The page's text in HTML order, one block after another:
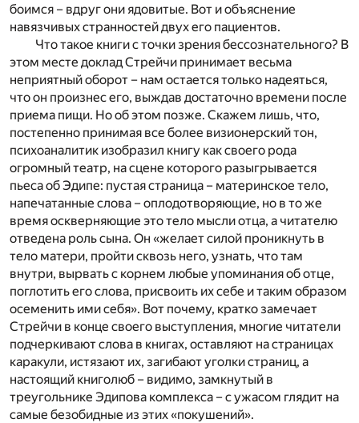
боимся – вдруг они ядовитые. Вот и объяснение
навязчивых странностей двух его пациентов.
Что такое книги с точки зрения бессознательного? В
этом месте доклад Стрейчи принимает весьма
неприятный оборот – нам остается только надеяться,
что он произнес его, выждав достаточно времени после
приема пищи. Но об этом позже. Скажем лишь, что,
постепенно принимая все более визионерский тон,
психоаналитик изобразил книгу как своего рода
огромный театр, на сцене которого разыгрывается
пьеса об Эдипе: пустая страница – материнское тело,
напечатанные слова – оплодотворяющие, но в то же
время оскверняющие это тело мысли отца, а читателю
отведена роль сына. Он «желает силой проникнуть в
тело матери, пройти сквозь него, узнать, что там
внутри, вырвать с корнем любые упоминания об отце,
поглотить его слова, присвоить их себе и таким образом
осеменить ими себя». Вот почему, кратко замечает
Стрейчи в конце своего выступления, многие читатели
подчеркивают слова в книгах, оставляют на страницах
каракули, истязают их, загибают уголки страниц, а
настоящий книголюб – видимо, замкнутый в
треугольнике Эдипова комплекса – с ужасом глядит на
самые безобидные из этих «покушений».